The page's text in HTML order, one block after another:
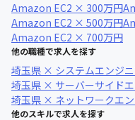
Amazon EC2 × 300万円
Amazon EC2 × 500万円
Amazon EC2 × 700万円
他の職種で求人を探す
埼玉県 × システムエンジ
埼玉県 × サーバーサイド
埼玉県 × ネットワークエ
他のスキルで求人を探す